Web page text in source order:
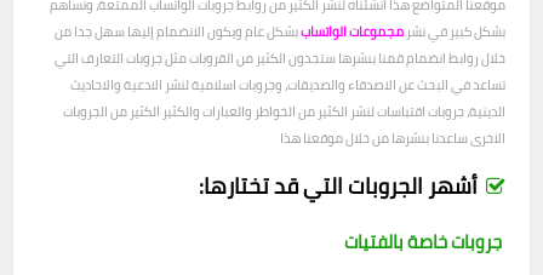
موقعنا المتواضع هذا أنشئناه لنشر الكثير من روابط جروبات الواتساب الممتعة، ونساهم
بشكل كبير في نشر مجموعات الواتساببشكل عام ويكون الانضمام إليها سهل جدا من
خلال روابط انضمام قمنا بنشرها ستجدون الكثير من القروبات مثل جروبات التعارف التي
تساعد في البحث عن الاصدقاء والصديقات، وجروبات اسلامية لنشر الادعية والاحاديث
الدينية، جروبات اقتباسات لنشر الكثير من الخواطر والعبارات والكثير الكثير من الجروبات
الاخرى ساعدنا بنشرها من خلال موقعنا هذا
أشهر الجروبات التي قد تختارها:
جروبات خاصة بالفتيات